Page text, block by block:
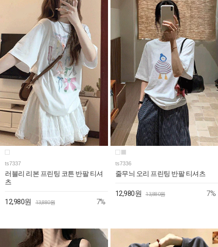
ts7337
러블리 리본 프린팅 코튼 반팔 티셔
츠
12,980원 13,880원 7%
ts7336
줄무늬 오리 프린팅 반팔 티셔츠
12,980원 13,880원 7%